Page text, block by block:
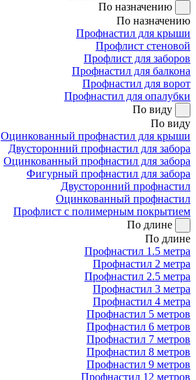
По назначению
По назначению
Профнастил для крыши
Профлист стеновой
Профлист для заборов
Профнастил для балкона
Профнастил для ворот
Профнастил для опалубки
По виду
По виду
Оцинкованный профнастил для крыши
Двусторонний профнастил для забора
Оцинкованный профнастил для забора
Фигурный профнастил для забора
Двусторонний профнастил
Оцинкованный профнастил
Профлист с полимерным покрытием
По длине
По длине
Профнастил 1.5 метра
Профнастил 2 метра
Профнастил 2.5 метра
Профнастил 3 метра
Профнастил 4 метра
Профнастил 5 метров
Профнастил 6 метров
Профнастил 7 метров
Профнастил 8 метров
Профнастил 9 метров
Профнастил 12 метров